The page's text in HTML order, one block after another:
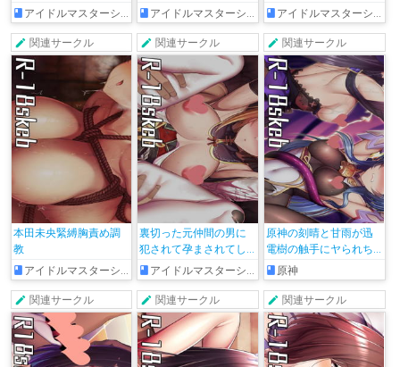
常を過ごした後自撮り
を送ってくる藍子をち
んちんイライラしたPが
ハメ倒す絵
アイドルマスターシンデレラガールズ
ドレスを着た市川雛菜
が乱交する絵
アイドルマスターシャイニーカラーズ
チンポおねだりする藍
子
アイドルマスターシンデレラガールズ
関連サークル
本田未央緊縛胸責め調
教
アイドルマスターシンデレラガールズ
関連サークル
裏切った元仲間の男に
犯されて孕まされてし
まう御庭番夕美
アイドルマスターシンデレラガールズ
関連サークル
原神の刻晴と甘雨が迅
電樹の触手にヤられち
ゃう絵
原神
関連サークル 関連サークル 関連サークル